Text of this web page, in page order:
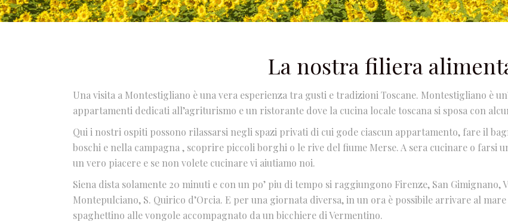
La nostra filiera
Una visita a Montestigliano è una vera esperienza tra gusti e tradizioni Toscane. Montestigliano è
appartamenti dedicati all’agriturismo e un ristorante dove la cucina locale toscana si sposa con
Qui i nostri ospiti possono rilassarsi negli spazi privati di cui gode ciascun appartamento, fare il
boschi e nella campagna , scoprire piccoli borghi o le rive del fiume Merse. A sera cucinare o farsi
un vero piacere e se non volete cucinare vi aiutiamo noi.
Siena dista solamente 20 minuti e con un po’ piu di tempo si raggiungono Firenze, San Gimignano,
Montepulciano, S. Quirico d’Orcia. E per una giornata diversa, in un ora è possibile arrivare al
spaghettino alle vongole accompagnato da un bicchiere di Vermentino.